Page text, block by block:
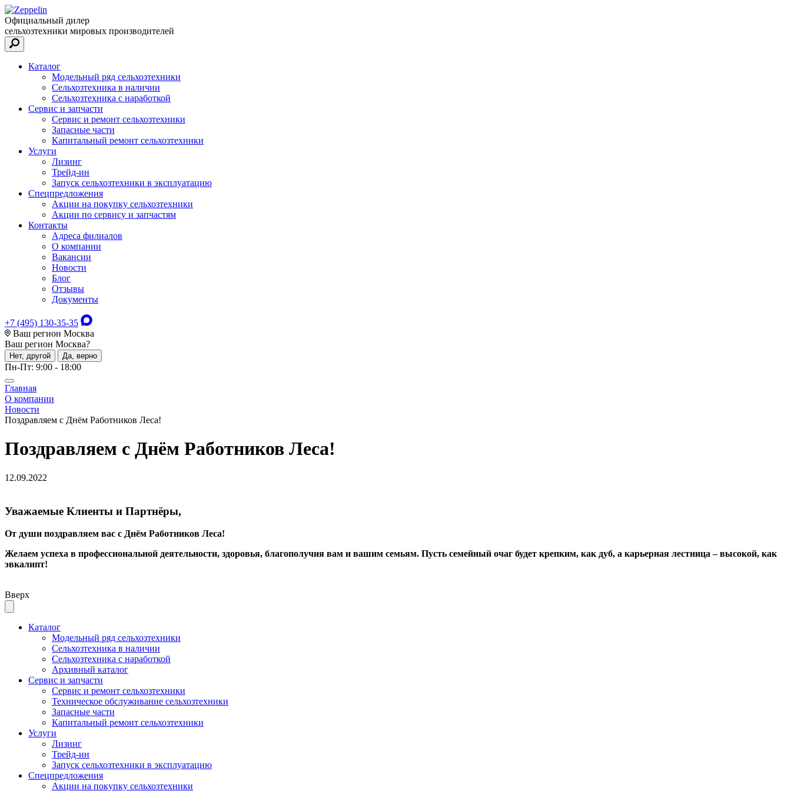
Официальный дилер
сельхозтехники мировых производителей
Каталог
Модельный ряд сельхозтехники
Сельхозтехника в наличии
Сельхозтехника с наработкой
Сервис и запчасти
Сервис и ремонт сельхозтехники
Запасные части
Капитальный ремонт сельхозтехники
Услуги
Лизинг
Трейд-ин
Запуск сельхозтехники в эксплуатацию
Спецпредложения
Акции на покупку сельхозтехники
Акции по сервису и запчастям
Контакты
Адреса филиалов
О компании
Вакансии
Новости
Блог
Отзывы
Документы
+7 (495) 130-35-35
Ваш регион Москва
Ваш регион Москва?
Нет, другой Да, верно
Пн-Пт: 9:00 - 18:00
Главная
О компании
Новости
Поздравляем с Днём Работников Леса!
Поздравляем с Днём Работников Леса!
12.09.2022
Уважаемые Клиенты и Партнёры,
От души поздравляем вас с Днём Работников Леса!
Желаем успеха в профессиональной деятельности, здоровья, благополучия вам и вашим семьям. Пусть семейный очаг будет крепким, как дуб, а карьерная лестница – высокой, как
эвкалипт!
Вверх
Каталог
Модельный ряд сельхозтехники
Сельхозтехника в наличии
Сельхозтехника с наработкой
Архивный каталог
Сервис и запчасти
Сервис и ремонт сельхозтехники
Техническое обслуживание сельхозтехники
Запасные части
Капитальный ремонт сельхозтехники
Услуги
Лизинг
Трейд-ин
Запуск сельхозтехники в эксплуатацию
Спецпредложения
Акции на покупку сельхозтехники